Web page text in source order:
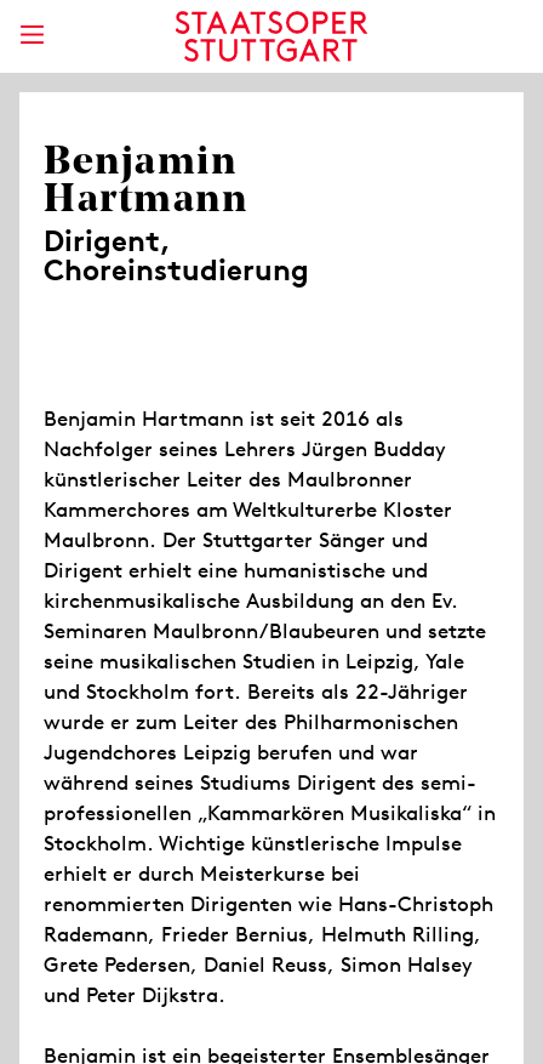
Benjamin
Hartmann
Dirigent,
Choreinstudierung
Benjamin Hartmann ist seit 2016 als
Nachfolger seines Lehrers Jürgen Budday
künstlerischer Leiter des Maulbronner
Kammerchores am Weltkulturerbe Kloster
Maulbronn. Der Stuttgarter Sänger und
Dirigent erhielt eine humanistische und
kirchenmusikalische Ausbildung an den Ev.
Seminaren Maulbronn/Blaubeuren und setzte
seine musikalischen Studien in Leipzig, Yale
und Stockholm fort. Bereits als 22-Jähriger
wurde er zum Leiter des Philharmonischen
Jugendchores Leipzig berufen und war
während seines Studiums Dirigent des semi-
professionellen „Kammarkören Musikaliska“ in
Stockholm. Wichtige künstlerische Impulse
erhielt er durch Meisterkurse bei
renommierten Dirigenten wie Hans-Christoph
Rademann, Frieder Bernius, Helmuth Rilling,
Grete Pedersen, Daniel Reuss, Simon Halsey
und Peter Dijkstra.
Benjamin ist ein begeisterter Ensemblesänger